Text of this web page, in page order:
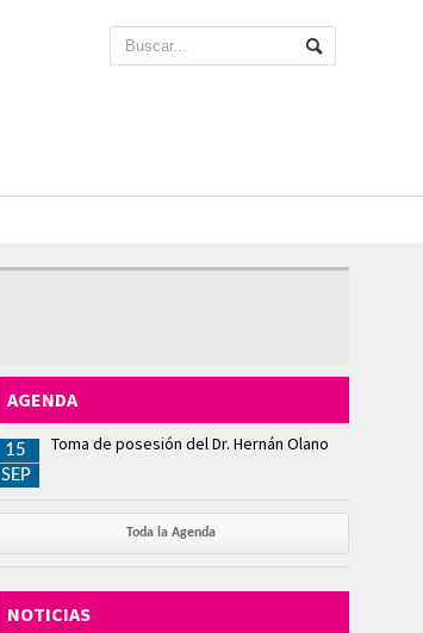
AGENDA
15
SEP
Toma de posesión del Dr. Hernán Olano
Toda la Agenda
NOTICIAS